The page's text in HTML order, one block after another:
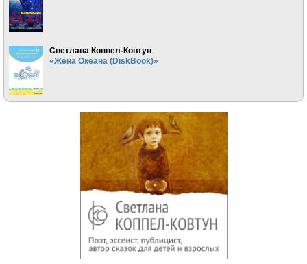
Светлана Коппел-Ковтун
«Жена Океана (DiskBook)»